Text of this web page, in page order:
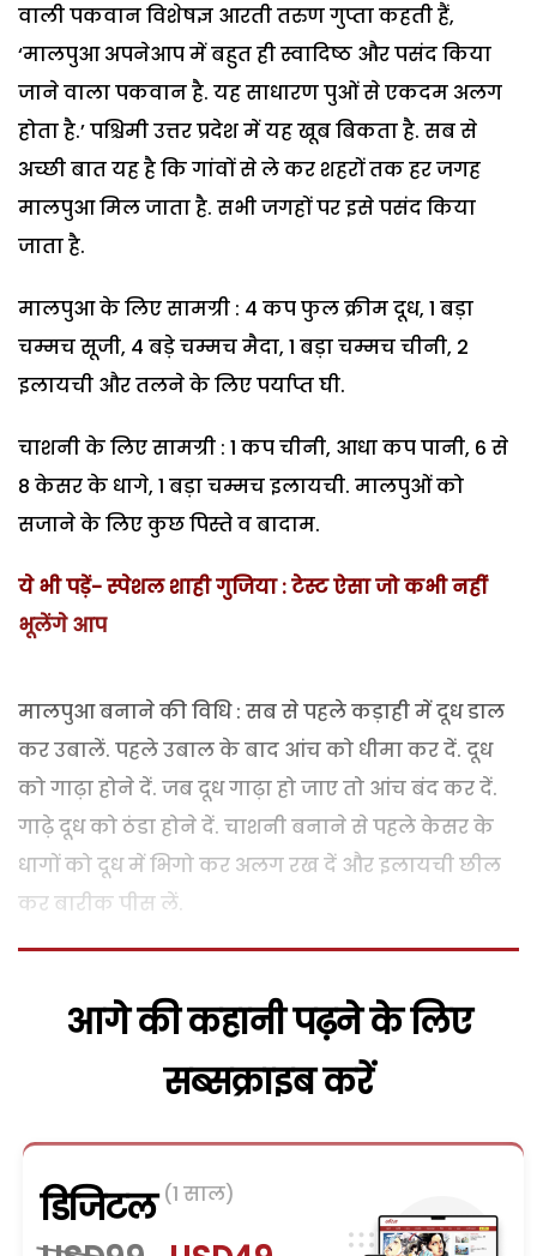
वाली पकवान विशेषज्ञ आरती तरुण गुप्ता कहती हैं,
‘मालपुआ अपनेआप में बहुत ही स्वादिष्ठ और पसंद किया
जाने वाला पकवान है. यह साधारण पुओं से एकदम अलग
होता है.’पश्चिमी उत्तर प्रदेश में यह खूब बिकता है. सब से
अच्छी बात यह है कि गांवों से ले कर शहरों तक हर जगह
मालपुआ मिल जाता है. सभी जगहों पर इसे पसंद किया
जाता है.
मालपुआ के लिए सामग्री : 4 कप फुल क्रीम दूध, 1 बड़ा
चम्मच सूजी, 4 बड़े चम्मच मैदा, 1 बड़ा चम्मच चीनी, 2
इलायची और तलने के लिए पर्याप्त घी.
चाशनी के लिए सामग्री : 1 कप चीनी, आधा कप पानी, 6 से
8 केसर के धागे, 1 बड़ा चम्मच इलायची. मालपुओं को
सजाने के लिए कुछ पिस्ते व बादाम.
ये भी पड़ें- स्पेशल शाही गुजिया : टेस्ट ऐसा जो कभी नहीं
भूलेंगे आप
मालपुआ बनाने की विधि : सब से पहले कड़ाही में दूध डाल
कर उबालें. पहले उबाल के बाद आंच को धीमा कर दें. दूध
को गाढ़ा होने दें. जब दूध गाढ़ा हो जाए तो आंच बंद कर दें.
गाढ़े दूध को ठंडा होने दें. चाशनी बनाने से पहले केसर के
धागों को दूध में भिगो कर अलग रख दें और इलायची छील
कर बारीक पीस लें.
आगे की कहानी पढ़ने के लिए
सब्सक्राइब करें
डिजिटल (1 साल)